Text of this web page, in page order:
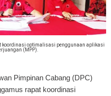
koordinasi optimalisasi penggunaan aplikasi
(MPP).
Pimpinan Cabang (DPC)
rapat koordinasi